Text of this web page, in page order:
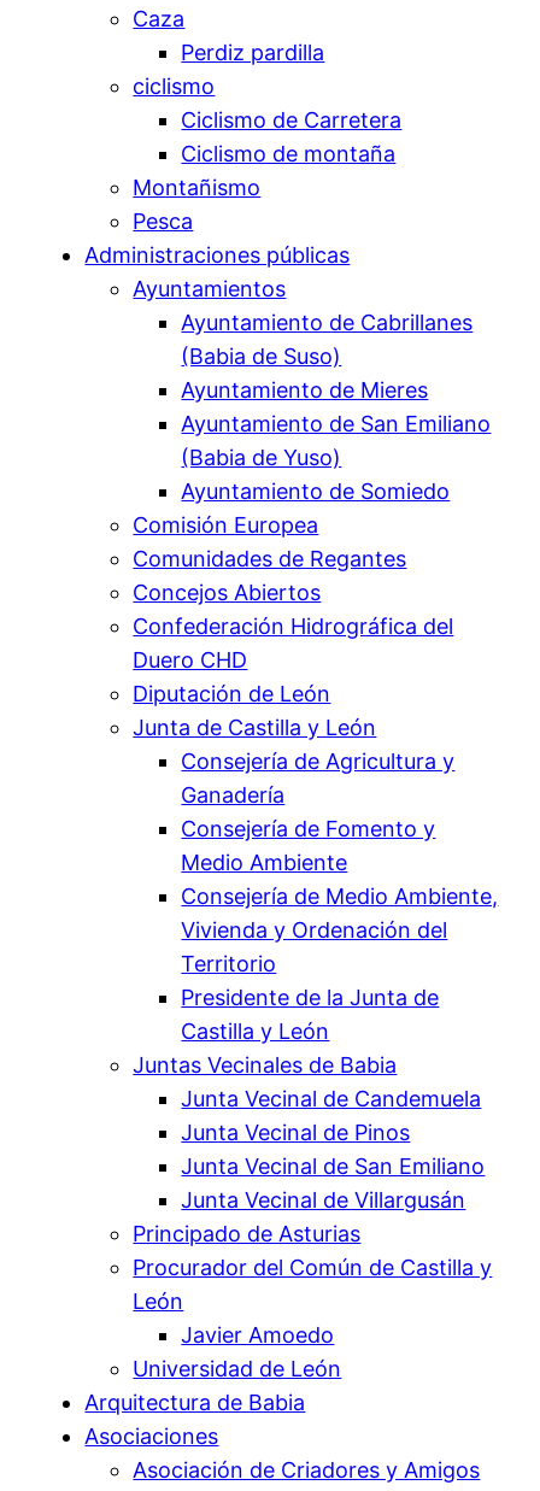
Caza
Perdiz pardilla
ciclismo
Ciclismo de Carretera
Ciclismo de montaña
Montañismo
Pesca
Administraciones públicas
Ayuntamientos
Ayuntamiento de Cabrillanes
(Babia de Suso)
Ayuntamiento de Mieres
Ayuntamiento de San Emiliano
(Babia de Yuso)
Ayuntamiento de Somiedo
Comisión Europea
Comunidades de Regantes
Concejos Abiertos
Confederación Hidrográfica del
Duero CHD
Diputación de León
Junta de Castilla y León
Consejería de Agricultura y
Ganadería
Consejería de Fomento y
Medio Ambiente
Consejería de Medio Ambiente,
Vivienda y Ordenación del
Territorio
Presidente de la Junta de
Castilla y León
Juntas Vecinales de Babia
Junta Vecinal de Candemuela
Junta Vecinal de Pinos
Junta Vecinal de San Emiliano
Junta Vecinal de Villargusán
Principado de Asturias
Procurador del Común de Castilla y
León
Javier Amoedo
Universidad de León
Arquitectura de Babia
Asociaciones
Asociación de Criadores y Amigos